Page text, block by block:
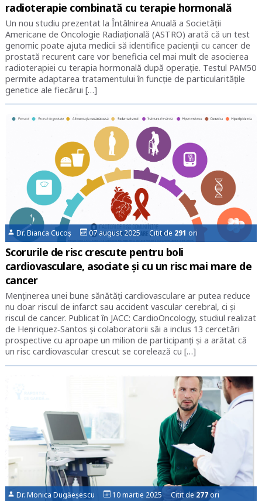
radioterapie combinată cu terapie hormonală
Un nou studiu prezentat la Întâlnirea Anuală a Societății
Americane de Oncologie Radiațională (ASTRO) arată că un test
genomic poate ajuta medicii să identifice pacienții cu cancer de
prostată recurent care vor beneficia cel mai mult de asocierea
radioterapiei cu terapia hormonală după operație. Testul PAM50
permite adaptarea tratamentului în funcție de particularitățile
genetice ale fiecărui […]
Dr. Bianca Cucoș 07 august 2025 Citit de 291 ori
Scorurile de risc crescute pentru boli
cardiovasculare, asociate și cu un risc mai mare de
cancer
Menținerea unei bune sănătăți cardiovasculare ar putea reduce
nu doar riscul de infarct sau accident vascular cerebral, ci și
riscul de cancer. Publicat în JACC: CardioOncology, studiul realizat
de Henriquez‑Santos și colaboratorii săi a inclus 13 cercetări
prospective cu aproape un milion de participanți și a arătat că
un risc cardiovascular crescut se corelează cu […]
Dr. Monica Dugăeșescu 10 martie 2025 Citit de 277ori